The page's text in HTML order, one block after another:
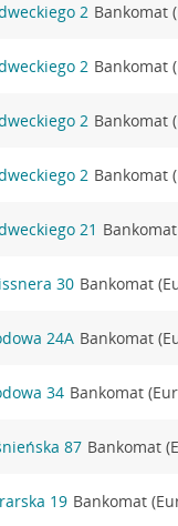
2 Bankomat
2 Bankomat
2 Bankomat
2 Bankomat
21
30 Bankomat
24A Bankomat
34 Bankomat
87 Bankomat
19 Bankomat